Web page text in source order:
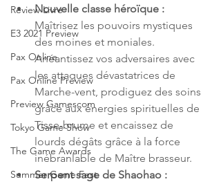
Review Livre
E3 2021 Preview
Pax Online
Pax Online Preview
Preview Gamescom
Tokyo Game Show
The Game Awards
Summer Game Fest
Nouvelle classe héroïque :
Maîtrisez les pouvoirs mystiques
des moines et moniales.
Anéantissez vos adversaires avec
les attaques dévastatrices de
Marche-vent, prodiguez des soins
grâce aux énergies spirituelles de
Tisse-brume et encaissez de
lourds dégâts grâce à la force
inébranlable de Maître brasseur.
Serpent sage de Shaohao :